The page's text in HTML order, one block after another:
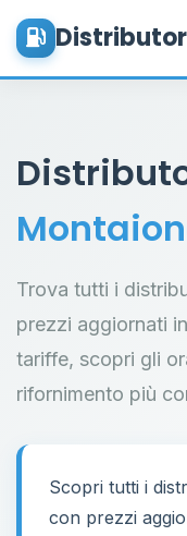
Trova tutti i
prezzi aggiornati
tariffe, scopri gli
rifornimento più
Scopri tutti i
con prezzi